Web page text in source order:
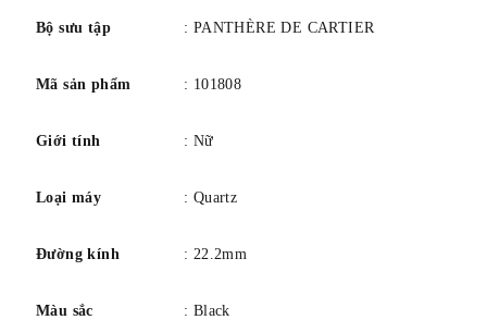
18K (750/1000) đính 123 viên kim cương cắt sáng chói
lục bảo tổng cộng 1,13 carat. Độ dày: 7,55 mm. Chống
Bộ sưu tập : PANTHÈRE DE CARTIER
Mã sản phẩm : 101808
Giới tính : Nữ
Loại máy : Quartz
Đường kính : 22.2mm
Màu sắc : Black